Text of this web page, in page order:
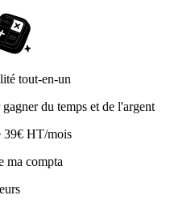
tout-en-un
du temps et de l'argent
39€ HT/mois
ma compta